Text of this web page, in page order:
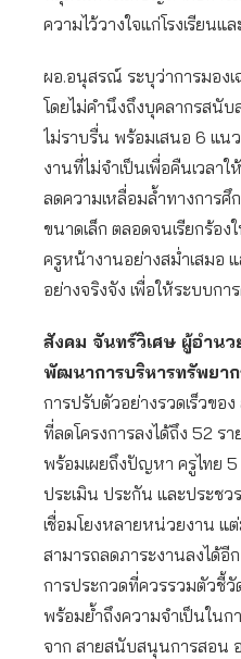
ความไว้วางใจแก่โรงเรียนแ
ผอ.อนุสรณ์ ระบุว่าการมอง
โดยไม่คำนึงถึงบุคลากรสนั
ไม่ราบรื่น พร้อมเสนอ 6 แน
งานที่ไม่จำเป็นเพื่อคืนเวล
ลดความเหลื่อมล้ำทางการศึ
ขนาดเล็ก ตลอดจนเรียกร้อ
ครูหน้างานอย่างสม่ำเสมอ
อย่างจริงจัง เพื่อให้ระบบก
สังคม จันทร์วิเศษ ผู้อำน
พัฒนาการบริหารทรัพยา
การปรับตัวอย่างรวดเร็วขอ
ที่ลดโครงการลงได้ถึง 52 ร
พร้อมเผยถึงปัญหา ครูไทย
ประเมิน ประกัน และประชว
เชื่อมโยงหลายหน่วยงาน แ
สามารถลดภาระงานลงได้อี
การประกวดที่ควรรวมตัวชี้วั
พร้อมย้ำถึงความจำเป็นใน
จาก สายสนับสนุนการสอน